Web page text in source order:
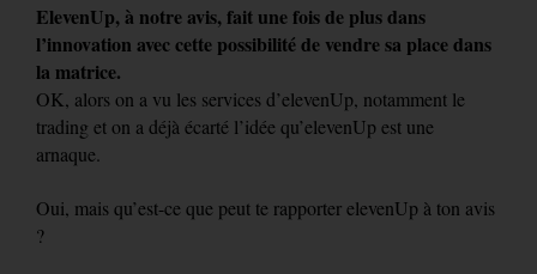
ElevenUp, à notre avis, fait une fois de plus dans
l’innovation avec cette possibilité de vendre sa place dans
la matrice.
OK, alors on a vu les services d’elevenUp, notamment le
trading et on a déjà écarté l’idée qu’elevenUp est une
arnaque.
Oui, mais qu’est-ce que peut te rapporter elevenUp à ton avis
?